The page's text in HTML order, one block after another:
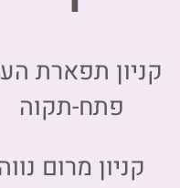
קניון תפארת
פתח-תקוה
קניון מרום נווה